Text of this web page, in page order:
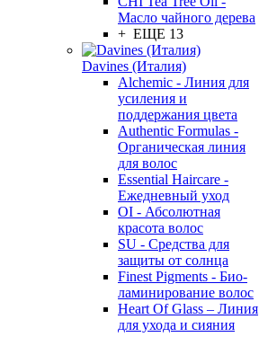
Масло чайного дерева
+ ЕЩЕ 13
Davines (Италия)
Alchemic - Линия для
усиления и
поддержания цвета
Authentic Formulas -
Органическая линия
для волос
Essential Haircare -
Eжедневный уход
OI - Абсолютная
красота волос
SU - Средства для
защиты от солнца
Finest Pigments - Био-
ламинирование волос
Heart Of Glass – Линия
для ухода и сияния